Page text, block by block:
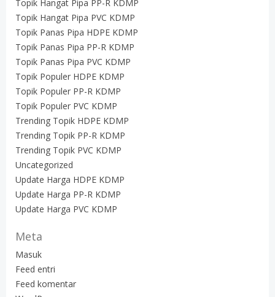
Topik Hangat Pipa PP-R KDMP
Topik Hangat Pipa PVC KDMP
Topik Panas Pipa HDPE KDMP
Topik Panas Pipa PP-R KDMP
Topik Panas Pipa PVC KDMP
Topik Populer HDPE KDMP
Topik Populer PP-R KDMP
Topik Populer PVC KDMP
Trending Topik HDPE KDMP
Trending Topik PP-R KDMP
Trending Topik PVC KDMP
Uncategorized
Update Harga HDPE KDMP
Update Harga PP-R KDMP
Update Harga PVC KDMP
Meta
Masuk
Feed entri
Feed komentar